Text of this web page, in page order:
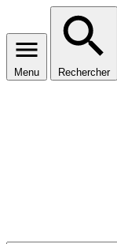
Menu Rechercher